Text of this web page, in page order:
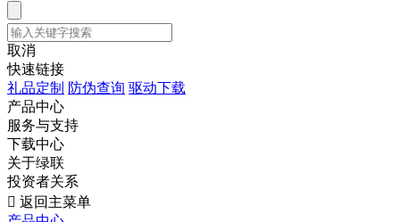
取消
快速链接
礼品定制 防伪查询 驱动下载
产品中心
服务与支持
下载中心
关于绿联
投资者关系
 返回主菜单